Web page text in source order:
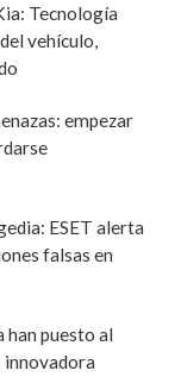
Tecnología
vehículo,
empezar
ESET alerta
falsas en
han puesto al
innovadora